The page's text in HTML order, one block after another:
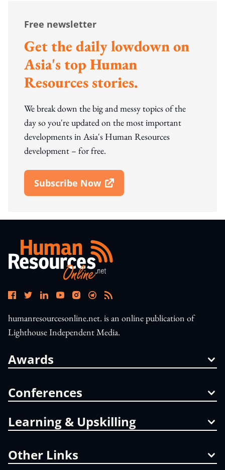
Free newsletter
Get the daily lowdown on
Asia's top Human
Resources stories.
We break down the big and messy topics of the
day so you're updated on the most important
developments in Asia's Human Resources
development – for free.
Subscribe Now
Open In New Window
humanresourcesonline.net. is an online publication of
Lighthouse Independent Media.
Awards
Conferences
Learning & Upskilling
Other Links